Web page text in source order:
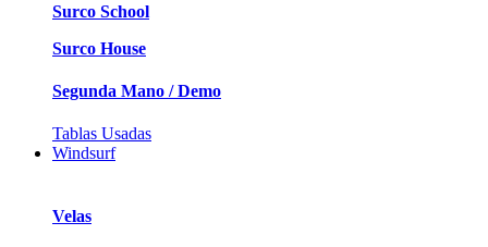
Surco School
Surco House
Segunda Mano / Demo
Tablas Usadas
Windsurf
Velas